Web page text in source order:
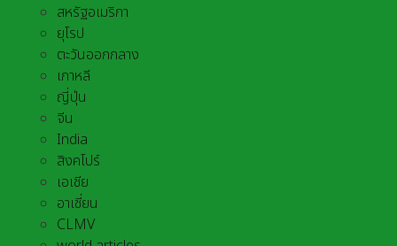
สหรัฐอเมริกา
ยุโรป
ตะวันออกกลาง
เกาหลี
ญี่ปุ่น
จีน
India
สิงคโปร์
เอเชีย
อาเชี่ยน
CLMV